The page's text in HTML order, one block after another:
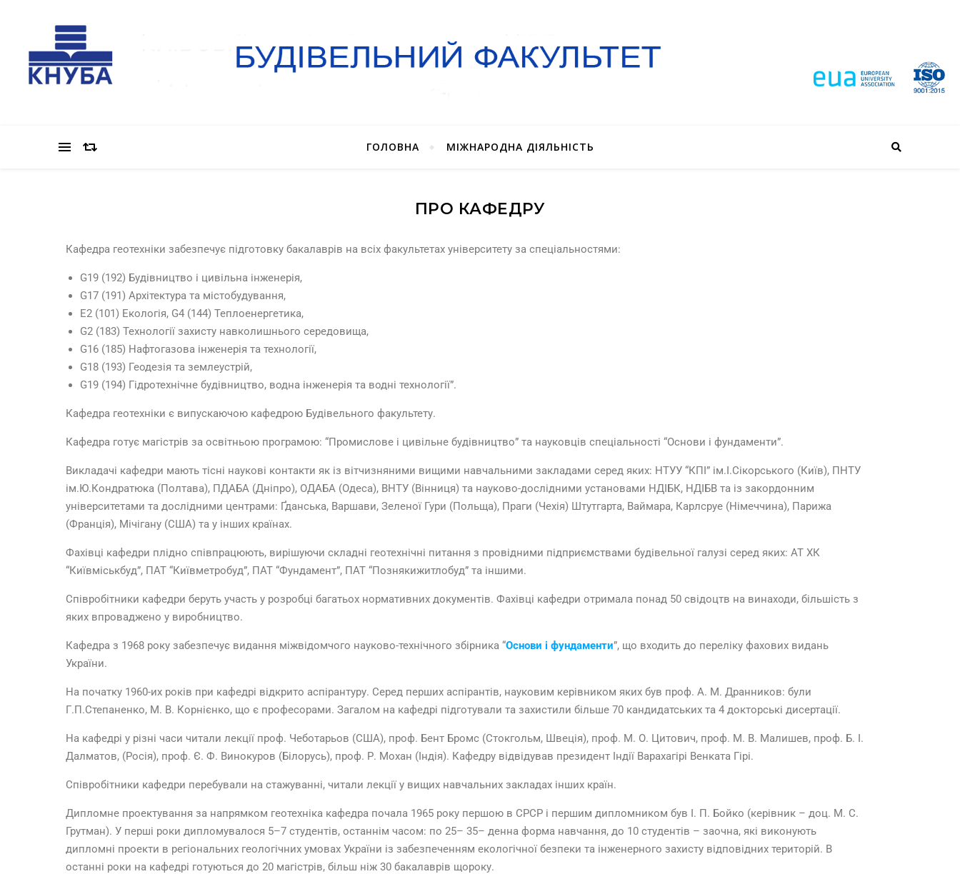
ГОЛОВНА МІЖНАРОДНА ДІЯЛЬНІСТЬ
ПРО КАФЕДРУ
Кафедра геотехніки забезпечує підготовку бакалаврів на всіх факультетах університету за спеціальностями:
G19 (192) Будівництво і цивільна інженерія,
G17 (191) Архітектура та містобудування,
E2 (101) Екологія, G4 (144) Теплоенергетика,
G2 (183) Технології захисту навколишнього середовища,
G16 (185) Нафтогазова інженерія та технології,
G18 (193) Геодезія та землеустрій,
G19 (194) Гідротехнічне будівництво, водна інженерія та водні технології”.
Кафедра геотехніки є випускаючою кафедрою Будівельного факультету.
Кафедра готує магістрів за освітньою програмою: “Промислове і цивільне будівництво” та науковців спеціальності “Основи і фундаменти”.
Викладачі кафедри мають тісні наукові контакти як із вітчизняними вищими навчальними закладами серед яких: НТУУ “КПІ” ім.І.Сікорського (Київ), ПНТУ
ім.Ю.Кондратюка (Полтава), ПДАБА (Дніпро), ОДАБА (Одеса), ВНТУ (Вінниця) та науково-дослідними установами НДІБК, НДІБВ та із закордонним
університетами та дослідними центрами: Ґданська, Варшави, Зеленої Гури (Польща), Праги (Чехія) Штутгарта, Ваймара, Карлсруе (Німеччина), Парижа
(Франція), Мічігану (США) та у інших країнах.
Фахівці кафедри плідно співпрацюють, вирішуючи складні геотехнічні питання з провідними підприємствами будівельної галузі серед яких: АТ ХК
“Київміськбуд”, ПАТ “Київметробуд”, ПАТ “Фундамент”, ПАТ “Познякижитлобуд” та іншими.
Співробітники кафедри беруть участь у розробці багатьох нормативних документів. Фахівці кафедри отримала понад 50 свідоцтв на винаходи, більшість з
яких впроваджено у виробництво.
Кафедра з 1968 року забезпечує видання міжвідомчого науково-технічного збірника “Основи і фундаменти”, що входить до переліку фахових видань
України.
На початку 1960-их років при кафедрі відкрито аспірантуру. Серед перших аспірантів, науковим керівником яких був проф. А. М. Дранников: були
Г.П.Степаненко, М. В. Корнієнко, що є професорами. Загалом на кафедрі підготували та захистили більше 70 кандидатських та 4 докторські дисертації.
На кафедрі у різні часи читали лекції проф. Чеботарьов (США), проф. Бент Бромс (Стокгольм, Швеція), проф. М. О. Цитович, проф. М. В. Малишев, проф. Б. І.
Далматов, (Росія), проф. Є. Ф. Винокуров (Білорусь), проф. Р. Мохан (Індія). Кафедру відвідував президент Індії Варахагірі Венката Гірі.
Співробітники кафедри перебували на стажуванні, читали лекції у вищих навчальних закладах інших країн.
Дипломне проектування за напрямком геотехніка кафедра почала 1965 року першою в СРСР і першим дипломником був І. П. Бойко (керівник – доц. М. С.
Грутман). У перші роки дипломувалося 5–7 студентів, останнім часом: по 25– 35– денна форма навчання, до 10 студентів – заочна, які виконують
дипломні проекти в регіональних геологічних умовах України із забезпеченням екологічної безпеки та інженерного захисту відповідних територій. В
останні роки на кафедрі готуються до 20 магістрів, більш ніж 30 бакалаврів щороку.